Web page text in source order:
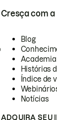
Cresça com a
Blog
Academia
Histórias
Índice de
Notícias
ADQUIRA SEU